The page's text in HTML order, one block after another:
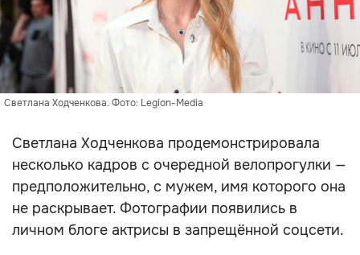
Светлана Ходченкова. Фото: Legion-Media
Светлана Ходченкова продемонстрировала
несколько кадров с очередной велопрогулки —
предположительно, с мужем, имя которого она
не раскрывает. Фотографии появились в
личном блоге актрисы в запрещённой соцсети.